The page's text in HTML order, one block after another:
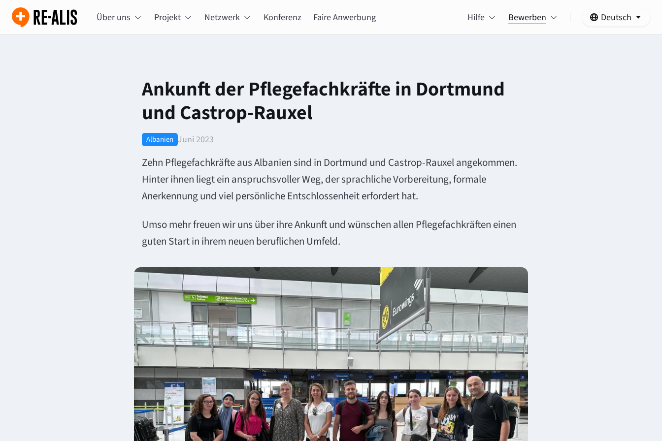
Über uns Projekt Netzwerk Konferenz Faire Anwerbung Hilfe Bewerben Deutsch
Ankunft der Pflegefachkräfte in Dortmund
und Castrop-Rauxel
Albanien Juni 2023
Zehn Pflegefachkräfte aus Albanien sind in Dortmund und Castrop-Rauxel angekommen.
Hinter ihnen liegt ein anspruchsvoller Weg, der sprachliche Vorbereitung, formale
Anerkennung und viel persönliche Entschlossenheit erfordert hat.
Umso mehr freuen wir uns über ihre Ankunft und wünschen allen Pflegefachkräften einen
guten Start in ihrem neuen beruflichen Umfeld.